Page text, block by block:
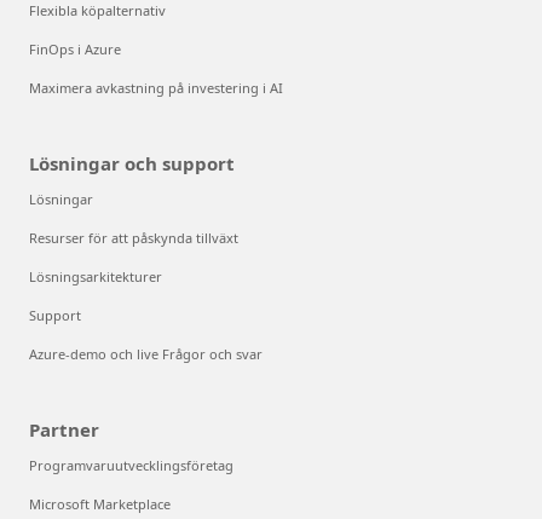
Flexibla köpalternativ
FinOps i Azure
Maximera avkastning på investering i AI
Lösningar och support
Lösningar
Resurser för att påskynda tillväxt
Lösningsarkitekturer
Support
Azure-demo och live Frågor och svar
Partner
Programvaruutvecklingsföretag
Microsoft Marketplace